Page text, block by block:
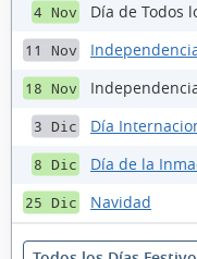
4 Nov Día de Todos
11 Nov
18 Nov
3 Dic Día
8 Dic Día de la
25 Dic Navidad